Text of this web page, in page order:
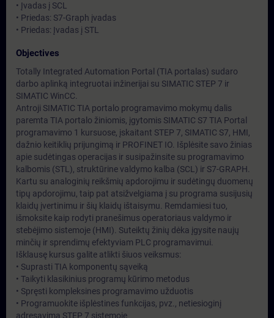
• Įvadas į SCL
• Priedas: S7-Graph įvadas
• Priedas: Įvadas į STL
Objectives
Totally Integrated Automation Portal (TIA portalas) sudaro
darbo aplinką integruotai inžinerijai su SIMATIC STEP 7 ir
SIMATIC WinCC.
Antroji SIMATIC TIA portalo programavimo mokymų dalis
paremta TIA portalo žiniomis, įgytomis SIMATIC S7 TIA Portal
programavimo 1 kursuose, įskaitant STEP 7, SIMATIC S7, HMI,
dažnio keitiklių prijungimą ir PROFINET IO. Išplėsite savo žinias
apie sudėtingas operacijas ir susipažinsite su programavimo
kalbomis (STL), struktūrine valdymo kalba (SCL) ir S7-GRAPH.
Kartu su analoginių reikšmių apdorojimu ir sudėtingų duomenų
tipų apdorojimu, taip pat atsižvelgiama į su programa susijusių
klaidų įvertinimu ir šių klaidų ištaisymu. Remdamiesi tuo,
išmoksite kaip rodyti pranešimus operatoriaus valdymo ir
stebėjimo sistemoje (HMI). Suteiktų žinių dėka įgysite naujų
minčių ir sprendimų efektyviam PLC programavimui.
Išklausę kursus galite atlikti šiuos veiksmus:
• Suprasti TIA komponentų sąveiką
• Taikyti klasikinius programų kūrimo metodus
• Spręsti kompleksines programavimo užduotis
• Programuokite išplėstines funkcijas, pvz., netiesioginį
adresavimą STEP 7 sistemoje